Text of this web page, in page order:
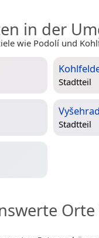
in der
wie Podolí und
Stadtteil
Vyšehrad
Stadtteil